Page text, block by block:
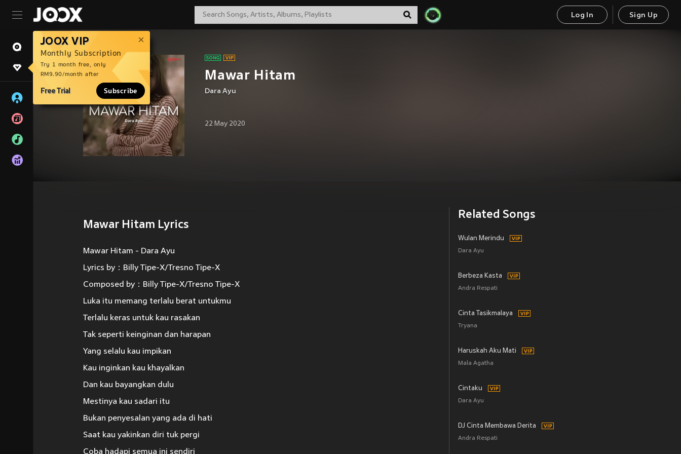
Log In Sign Up
JOOX VIP
Monthly Subscription
Try 1 month free, only
RM9.90/month after
Free Trial Subscribe
Mawar Hitam
Dara Ayu
22 May 2020
Mawar Hitam Lyrics
Mawar Hitam - Dara Ayu
Lyrics by：Billy Tipe-X/Tresno Tipe-X
Composed by：Billy Tipe-X/Tresno Tipe-X
Luka itu memang terlalu berat untukmu
Terlalu keras untuk kau rasakan
Tak seperti keinginan dan harapan
Yang selalu kau impikan
Kau inginkan kau khayalkan
Dan kau bayangkan dulu
Mestinya kau sadari itu
Bukan penyesalan yang ada di hati
Saat kau yakinkan diri tuk pergi
Coba hadapi semua ini sendiri
Related Songs
Wulan Merindu
Dara Ayu
Berbeza Kasta
Andra Respati
Cinta Tasikmalaya
Tryana
Haruskah Aku Mati
Mala Agatha
Cintaku
Dara Ayu
DJ Cinta Membawa Derita
Andra Respati